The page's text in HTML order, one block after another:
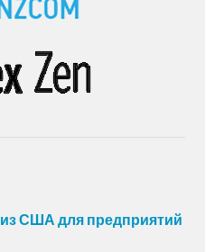
США для предприятий